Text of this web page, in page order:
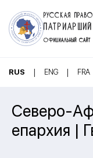
РУССКАЯ
ОФИЦИАЛЬНЫЙ САЙТ
RUS | ENG | FRA
Северо-
епархия |